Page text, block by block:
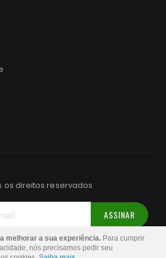
melhorar a sua experiência. Para cumprir
nós precisamos pedir seu
os direitos reservados
ASSINAR